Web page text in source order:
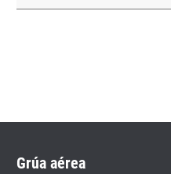
Grúa aérea